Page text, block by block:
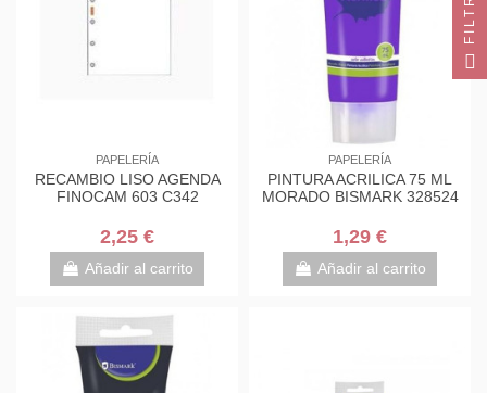
PAPELERÍA
RECAMBIO LISO AGENDA
FINOCAM 603 C342
2,25 €
Añadir al carrito
PAPELERÍA
PINTURA ACRILICA 75 ML
MORADO BISMARK 328524
1,29 €
Añadir al carrito